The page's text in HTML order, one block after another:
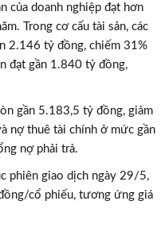
của doanh nghiệp đạt hơn
Trong cơ cấu tài sản, các
2.146 tỷ đồng, chiếm 31%
đạt gần 1.840 tỷ đồng,
gần 5.183,5 tỷ đồng, giảm
nợ thuê tài chính ở mức gần
nợ phải trả.
phiên giao dịch ngày 29/5,
cổ phiếu, tương ứng giá